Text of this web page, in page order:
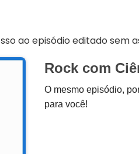
ao episódio editado sem
Rock com
O mesmo episódio,
para você!